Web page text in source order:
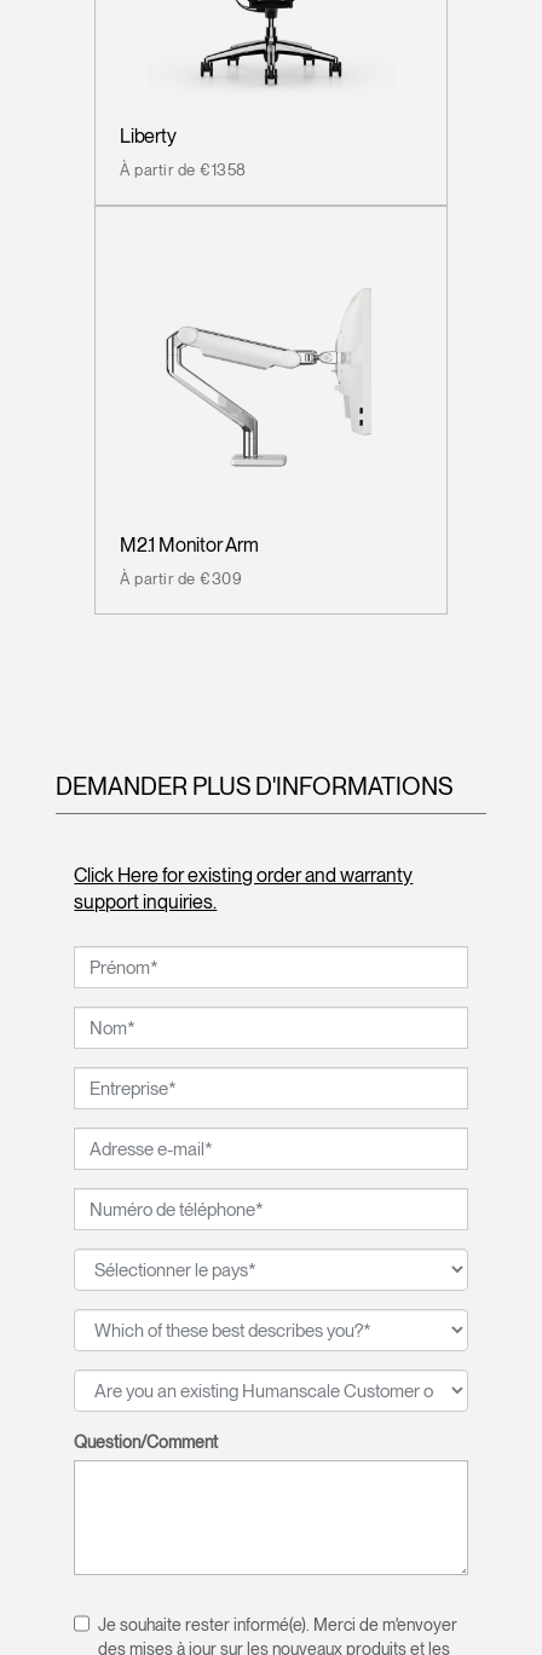
Liberty
À partir de €1358
M2.1 Monitor Arm
À partir de €309
DEMANDER PLUS D'INFORMATIONS
Click Here for existing order and warranty
support inquiries.
Question/Comment
Je souhaite rester informé(e). Merci de m'envoyer
des mises à jour sur les nouveaux produits et les